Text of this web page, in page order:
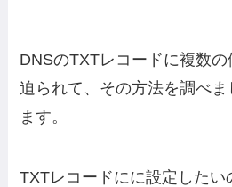
DNSのTXTレコードに複数
迫られて、その方法を調べ
ます。
TXTレコードにに設定したい